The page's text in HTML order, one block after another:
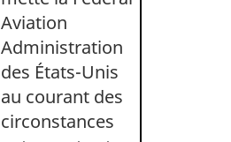
Aviation
Administration
des États-Unis
au courant des
circonstances